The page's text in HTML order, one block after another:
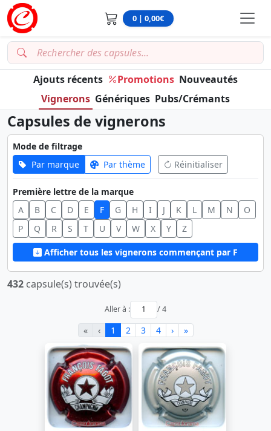
0 | 0,00€
Ajouts récents Promotions Nouveautés
Vignerons Génériques Pubs/Crémants
Capsules de vignerons
Mode de filtrage
Par marque
Par thème Réinitialiser
Première lettre de la marque
A
B C D E F G H I J K L M N
O
P
Q R S T U V W X Y Z
Afficher tous les vignerons commençant par F
432 capsule(s) trouvée(s)
Aller à : / 4
« ‹ 1 2 3 4 › »